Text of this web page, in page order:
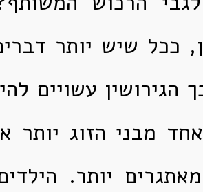
ככל שיש יותר
הגירושין עשויים
מבני הזוג יותר
יותר.